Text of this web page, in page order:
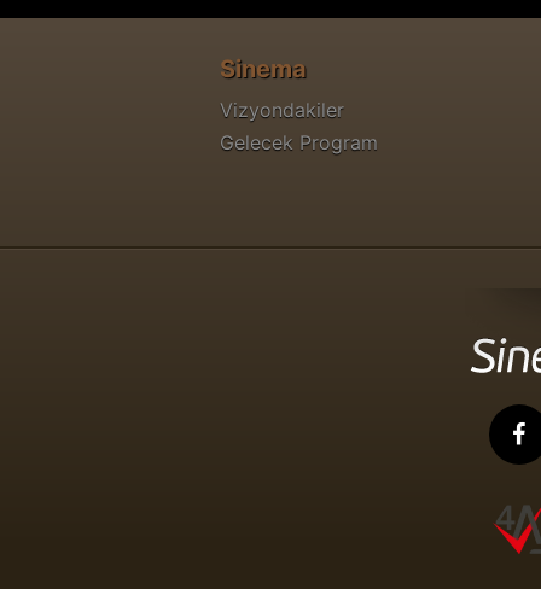
Sinema
Vizyondakiler
Gelecek Program